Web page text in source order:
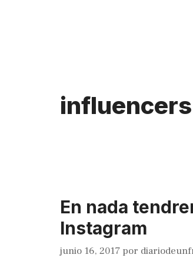
influencers
En nada
Instagram
junio 16, 2017 por